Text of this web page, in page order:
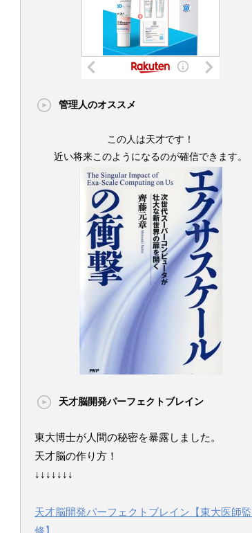
管理人のオススメ
この人は天才です！
近い将来このようになるのが確信できます。
天才脳開発パーフェクトブレイン
東大博士が人間の秘密を暴露しました。
天才脳の作り方！
↓↓↓↓↓↓↓
天才脳開発パーフェクトブレイン【東大医師監
修】